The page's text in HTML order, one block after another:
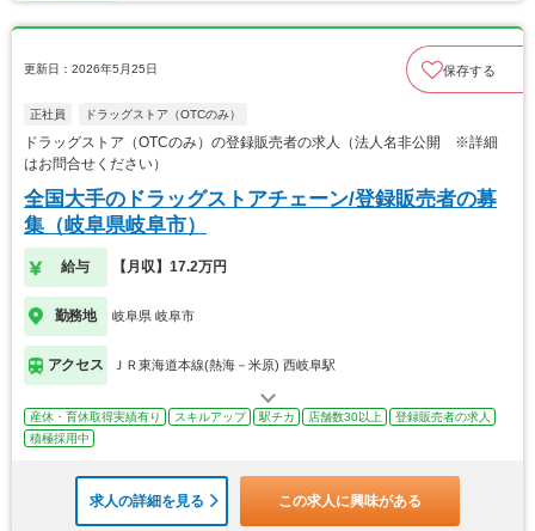
更新日：2026年5月25日 保存する
正社員 ドラッグストア（OTCのみ）
ドラッグストア（OTCのみ）の登録販売者の求人（法人名非公開 ※詳細
はお問合せください）
全国大手のドラッグストアチェーン/登録販売者の募
集（岐阜県岐阜市）
給与 【月収】17.2万円
勤務地 岐阜県 岐阜市
アクセス ＪＲ東海道本線(熱海－米原) 西岐阜駅
産休・育休取得実績有り スキルアップ 駅チカ 店舗数30以上
登録販売者の求人
積極採用中
求人の詳細を見る この求人に興味がある